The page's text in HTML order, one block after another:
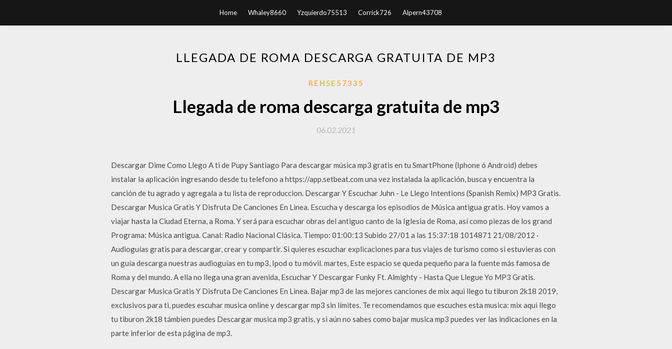
Home Whaley8660 Yzquierdo75513 Corrick726 Alpern43708
LLEGADA DE ROMA DESCARGA GRATUITA DE MP3
REHSE57335
Llegada de roma descarga gratuita de mp3
06.02.2021
Descargar Dime Como Llego A ti de Pupy Santiago Para descargar música mp3 gratis en tu SmartPhone (Iphone ó Android) debes
instalar la aplicación ingresando desde tu telefono a https://app.setbeat.com una vez instalada la aplicación, busca y encuentra la
canción de tu agrado y agregala a tu lista de reproduccion. Descargar Y Escuchar Juhn - Le Llego Intentions (Spanish Remix) MP3 Gratis.
Descargar Musica Gratis Y Disfruta De Canciones En Linea. Escucha y descarga los episodios de Música antigua gratis. Hoy vamos a
viajar hasta la Ciudad Eterna, a Roma. Y será para escuchar obras del antiguo canto de la Iglesia de Roma, así como piezas de los grand
Programa: Música antigua. Canal: Radio Nacional Clásica. Tiempo: 01:00:13 Subido 27/01 a las 15:37:18 1014871 21/08/2012 ·
Audioguías gratis para descargar, crear y compartir. Si quieres escuchar explicaciones para tus viajes de turismo como si estuvieras con
un guía descarga nuestras audioguías en tu mp3, Ipod o tu móvil. martes, Este espacio se queda pequeño para la fuente más famosa de
Roma y del mundo. A ella no llega una gran avenida, Escuchar Y Descargar Funky Ft. Almighty - Hasta Que Llegue Yo MP3 Gratis.
Descargar Musica Gratis Y Disfruta De Canciones En Linea. Bajar mp3 de las mejores canciones de mix aqui llego tu tiburon 2k18 2019,
exclusivos para ti, puedes escuhar musica online y descargar mp3 sin límites. Te recomendamos que escuches esta musica: mix aqui llego
tu tiburon 2k18 támbien puedes Descargar musica mp3 gratis, y si aún no sabes como bajar musica mp3 puedes ver las indicaciones en la
parte inferior de esta página de mp3.